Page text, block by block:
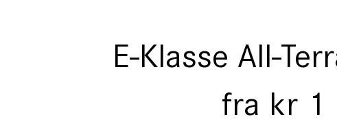
E-Klasse All-
fra kr 1